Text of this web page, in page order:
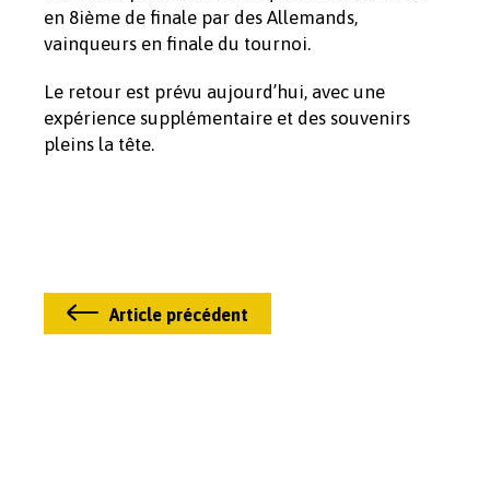
en 8ième de finale par des Allemands,
vainqueurs en finale du tournoi.
Le retour est prévu aujourd’hui, avec une
expérience supplémentaire et des souvenirs
pleins la tête.
Article précédent